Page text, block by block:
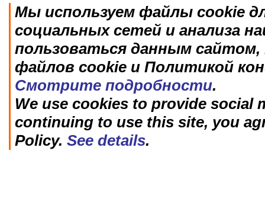
Мы используем файлы cookie
социальных сетей и анализа
пользоваться данным
файлов cookie и Политикой
Смотрите подробности.
We use cookies to provide social
continuing to use this site, you
Policy. See details.